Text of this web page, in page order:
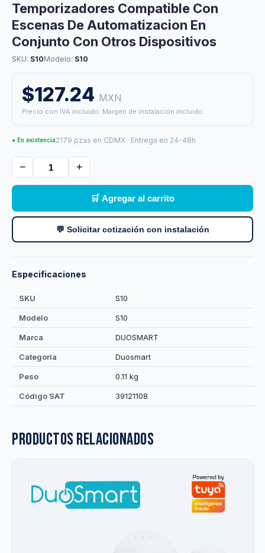
Temporizadores Compatible Con
Escenas De Automatizacion En
Conjunto Con Otros Dispositivos
SKU: S10Modelo: S10
$127.24 MXN
Precio con IVA incluido. Margen de instalación incluido.
● En existencia2179 pzas en CDMX · Entrega en 24-48h
− +
🛒 Agregar al carrito
💬 Solicitar cotización con instalación
Especificaciones
SKU S10
Modelo S10
Marca DUOSMART
Categoría Duosmart
Peso 0.11 kg
Código SAT 39121108
Productos relacionados